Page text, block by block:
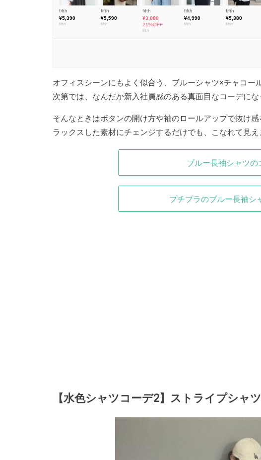
オフィスシーンにもよく似合う、ブルーシャツ×チャコー
次第では、なんだか新入社員感のある真面目なコーデにな
そんなときはボタンの開け方や袖のロールアップで抜け
ラックスした素材にチェンジするだけでも、こなれて見え
ブルー長袖シャツの
プチプラのブルー長袖シ
【水色シャツコーデ2】ストライプシャ